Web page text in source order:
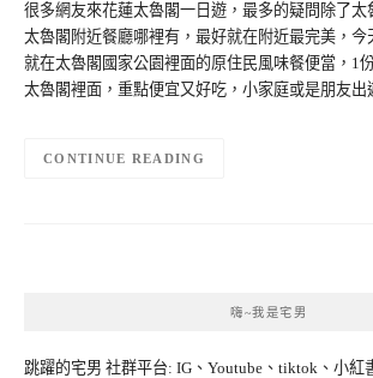
很多網友來花蓮太魯閣一日遊，最多的疑問除了太
太魯閣附近餐廳哪裡有，最好就在附近最完美，今
就在太魯閣國家公園裡面的原住民風味餐便當，1
太魯閣裡面，重點便宜又好吃，小家庭或是朋友
CONTINUE READING
嗨~我是宅男
跳躍的宅男 社群平台: IG、Youtube、tiktok、小紅